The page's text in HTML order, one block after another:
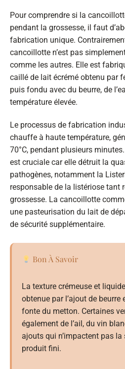
Pour comprendre si la
pendant la grossesse, il faut
fabrication unique.
cancoillotte n’est pas
comme les autres. Elle est
caillé de lait écrémé obtenu par
puis fondu avec du beurre, de
température élevée.
Le processus de fabrication
chauffe à haute température,
70°C, pendant plusieurs
est cruciale car elle détruit la
pathogènes, notamment la
responsable de la listériose tant
grossesse. La cancoillotte
une pasteurisation du lait de
de sécurité supplémentaire.
Bon À Savoir
La texture crémeuse et
obtenue par l’ajout de beurre
fonte du metton. Certaines
également de l’ail, du vin
ajouts qui n’impactent pas
produit fini.